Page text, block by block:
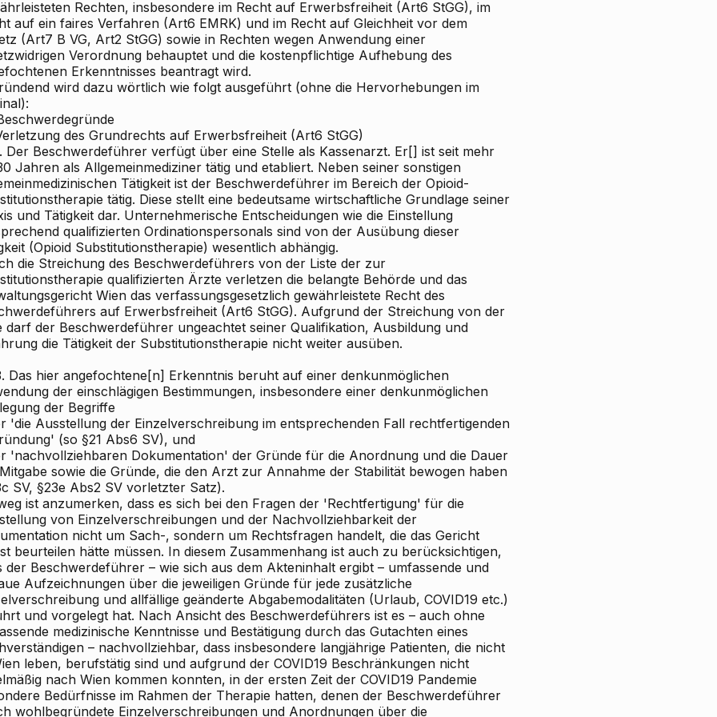
Rechten, insbesondere im Recht auf Erwerbsfreiheit (Art6 StGG), im
auf ein faires Verfahren (Art6 EMRK) und im Recht auf Gleichheit vor dem
(Art7 B VG, Art2 StGG) sowie in Rechten wegen Anwendung einer
Verordnung behauptet und die kostenpflichtige Aufhebung des
Erkenntnisses beantragt wird.
wird dazu wörtlich wie folgt ausgeführt (ohne die Hervorhebungen im
des Grundrechts auf Erwerbsfreiheit (Art6 StGG)
Der Beschwerdeführer verfügt über eine Stelle als Kassenarzt. Er[] ist seit mehr
Jahren als Allgemeinmediziner tätig und etabliert. Neben seiner sonstigen
Tätigkeit ist der Beschwerdeführer im Bereich der Opioid-
tätig. Diese stellt eine bedeutsame wirtschaftliche Grundlage seiner
und Tätigkeit dar. Unternehmerische Entscheidungen wie die Einstellung
qualifizierten Ordinationspersonals sind von der Ausübung dieser
(Opioid Substitutionstherapie) wesentlich abhängig.
die Streichung des Beschwerdeführers von der Liste der zur
qualifizierten Ärzte verletzen die belangte Behörde und das
Wien das verfassungsgesetzlich gewährleistete Recht des
auf Erwerbsfreiheit (Art6 StGG). Aufgrund der Streichung von der
darf der Beschwerdeführer ungeachtet seiner Qualifikation, Ausbildung und
die Tätigkeit der Substitutionstherapie nicht weiter ausüben.
Das hier angefochtene[n] Erkenntnis beruht auf einer denkunmöglichen
der einschlägigen Bestimmungen, insbesondere einer denkunmöglichen
der Begriffe
'die Ausstellung der Einzelverschreibung im entsprechenden Fall rechtfertigenden
(so §21 Abs6 SV), und
'nachvollziehbaren Dokumentation' der Gründe für die Anordnung und die Dauer
sowie die Gründe, die den Arzt zur Annahme der Stabilität bewogen haben
SV, §23e Abs2 SV vorletzter Satz).
ist anzumerken, dass es sich bei den Fragen der 'Rechtfertigung' für die
von Einzelverschreibungen und der Nachvollziehbarkeit der
nicht um Sach-, sondern um Rechtsfragen handelt, die das Gericht
beurteilen hätte müssen. In diesem Zusammenhang ist auch zu berücksichtigen,
der Beschwerdeführer – wie sich aus dem Akteninhalt ergibt – umfassende und
Aufzeichnungen über die jeweiligen Gründe für jede zusätzliche
und allfällige geänderte Abgabemodalitäten (Urlaub, COVID19 etc.)
und vorgelegt hat. Nach Ansicht des Beschwerdeführers ist es – auch ohne
medizinische Kenntnisse und Bestätigung durch das Gutachten eines
– nachvollziehbar, dass insbesondere langjährige Patienten, die nicht
leben, berufstätig sind und aufgrund der COVID19 Beschränkungen nicht
nach Wien kommen konnten, in der ersten Zeit der COVID19 Pandemie
Bedürfnisse im Rahmen der Therapie hatten, denen der Beschwerdeführer
wohlbegründete Einzelverschreibungen und Anordnungen über die